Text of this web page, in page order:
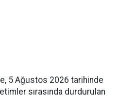
5 Ağustos 2026 tarihinde
sırasında durdurulan